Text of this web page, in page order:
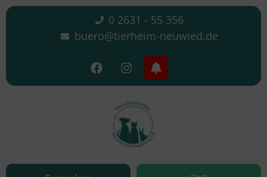
0 2631 - 55 356
buero@tierheim-neuwied.de